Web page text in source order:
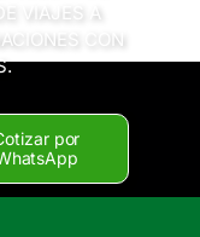
VIAJES A
CON
por